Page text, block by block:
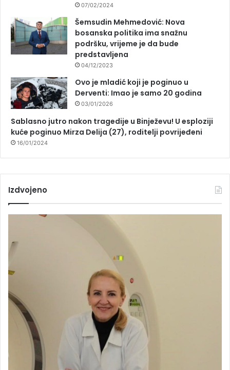
07/02/2024
Šemsudin Mehmedović: Nova
bosanska politika ima snažnu
podršku, vrijeme je da bude
predstavljena
04/12/2023
Ovo je mladić koji je poginuo u
Derventi: Imao je samo 20 godina
03/01/2026
Sablasno jutro nakon tragedije u Binježevu! U esploziji
kuće poginuo Mirza Delija (27), roditelji povrijeđeni
16/01/2024
Izdvojeno